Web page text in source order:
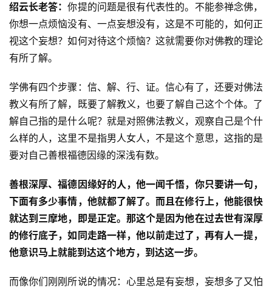
绍云长老答：你提的问题是很有代表性的。不能参禅念佛，
你想一点烦恼没有、一点妄想没有，这是不可能的，如何正
视这个妄想？如何对待这个烦恼？这就需要你对佛教的理论
有所了解。
学佛有四个步骤：信、解、行、证。信心有了，还要对佛法
教义有所了解，既要了解教义，也要了解自己这个个体。了
解自己指的是什么呢？就是对照佛法教义，观察自己是个什
么样的人，这里不是指男人女人，不是这个意思，这指的是
要对自己善根福德因缘的深浅有数。
善根深厚、福德因缘好的人，他一闻千悟，你只要讲一句，
下面有多少事情，他就都了解了。而且在修行上，他能很快
就达到三摩地，即是正定。那这个是因为他在过去世有深厚
的修行底子，如同走路一样，他以前走过了，再有人一提，
他意识马上就能到达这个地方，到达这一步。
而像你们刚刚所说的情况：心里总是有妄想，妄想多了又怕